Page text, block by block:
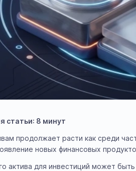
статьи: 8 минут
продолжает расти как среди
новых финансовых
актива для инвестиций может